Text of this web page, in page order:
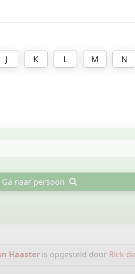
J K L M N
Ga naar persoon
Haasteris opgesteld door Rick